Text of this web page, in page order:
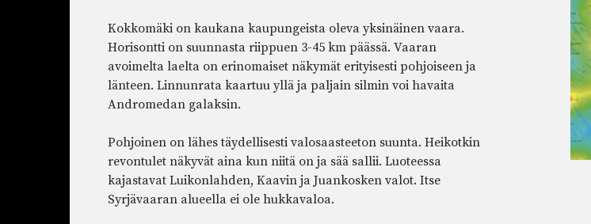
Kokkomäki on kaukana kaupungeista oleva yksinäinen vaara.
Horisontti on suunnasta riippuen 3-45 km päässä. Vaaran
avoimelta laelta on erinomaiset näkymät erityisesti pohjoiseen ja
länteen. Linnunrata kaartuu yllä ja paljain silmin voi havaita
Andromedan galaksin.
Pohjoinen on lähes täydellisesti valosaasteeton suunta. Heikotkin
revontulet näkyvät aina kun niitä on ja sää sallii. Luoteessa
kajastavat Luikonlahden, Kaavin ja Juankosken valot. Itse
Syrjävaaran alueella ei ole hukkavaloa.